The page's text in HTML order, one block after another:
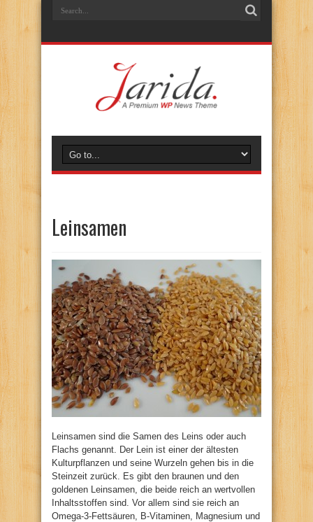
Leinsamen
Leinsamen sind die Samen des Leins oder auch
Flachs genannt. Der Lein ist einer der ältesten
Kulturpflanzen und seine Wurzeln gehen bis in die
Steinzeit zurück. Es gibt den braunen und den
goldenen Leinsamen, die beide reich an wertvollen
Inhaltsstoffen sind. Vor allem sind sie reich an
Omega-3-Fettsäuren, B-Vitaminen, Magnesium und